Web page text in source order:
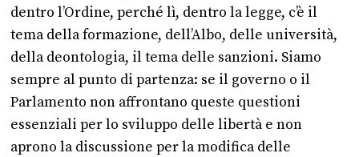
dentro l’Ordine, perché lì, dentro la legge, c’è il
tema della formazione, dell’Albo, delle università,
della deontologia, il tema delle sanzioni. Siamo
sempre al punto di partenza: se il governo o il
Parlamento non affrontano queste questioni
essenziali per lo sviluppo delle libertà e non
aprono la discussione per la modifica delle